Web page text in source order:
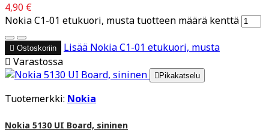
4,90 €
Nokia C1-01 etukuori, musta tuotteen määrä kenttä
 Ostoskoriin Lisää Nokia C1-01 etukuori, musta
 Varastossa
 Pikakatselu
Tuotemerkki: Nokia
Nokia 5130 UI Board, sininen